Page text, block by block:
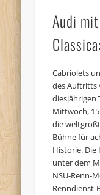
Audi
Cabriolets
des Auftritts
diesjährigen
Mittwoch,
die
Bühne für
Historie. Die
unter dem
NSU-Renn-
Renndienst-